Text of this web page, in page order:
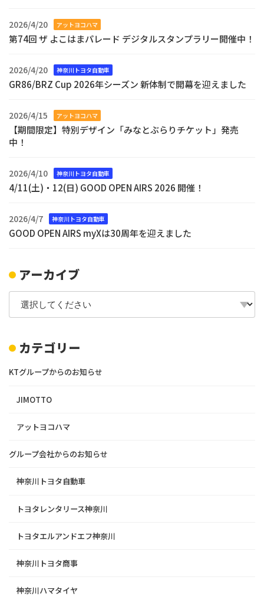
2026/4/20 アットヨコハマ
第74回 ザ よこはまパレード デジタルスタンプラリー開催中！
2026/4/20 神奈川トヨタ自動車
GR86/BRZ Cup 2026年シーズン 新体制で開幕を迎えました
2026/4/15 アットヨコハマ
【期間限定】特別デザイン「みなとぶらりチケット」発売
中！
2026/4/10 神奈川トヨタ自動車
4/11(土)・12(日) GOOD OPEN AIRS 2026 開催！
2026/4/7 神奈川トヨタ自動車
GOOD OPEN AIRS myXは30周年を迎えました
アーカイブ
カテゴリー
KTグループからのお知らせ
JIMOTTO
アットヨコハマ
グループ会社からのお知らせ
神奈川トヨタ自動車
トヨタレンタリース神奈川
トヨタエルアンドエフ神奈川
神奈川トヨタ商事
神奈川ハマタイヤ